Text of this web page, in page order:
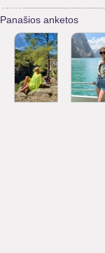
Panašios anketos